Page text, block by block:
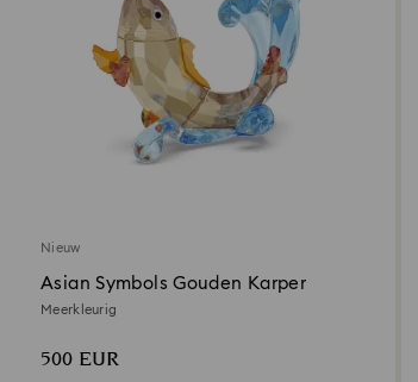
Nieuw
Asian Symbols Gouden Karper
Meerkleurig
500 EUR